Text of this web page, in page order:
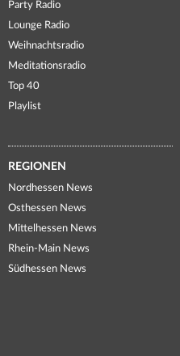
Party Radio
Lounge Radio
Weihnachtsradio
Meditationsradio
Top 40
Playlist
REGIONEN
Nordhessen News
Osthessen News
Mittelhessen News
Rhein-Main News
Südhessen News